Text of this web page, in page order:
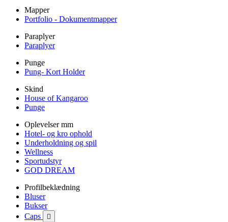
Mapper
Portfolio - Dokumentmapper
Paraplyer
Paraplyer
Punge
Pung- Kort Holder
Skind
House of Kangaroo
Punge
Oplevelser mm
Hotel- og kro ophold
Underholdning og spil
Wellness
Sportudstyr
GOD DREAM
Profilbeklædning
Bluser
Bukser
Caps
